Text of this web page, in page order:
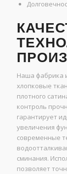
Наша фабрика
хлопковые
плотного
контроль
гарантирует
увеличения
современные
сминания.
позволяет